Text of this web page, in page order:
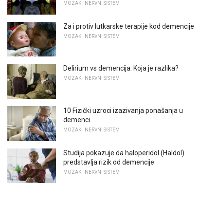
MOZAK I NERVNI SISTEM
Za i protiv lutkarske terapije kod demencije
MOZAK I NERVNI SISTEM
Delirium vs demencija: Koja je razlika?
MOZAK I NERVNI SISTEM
10 Fizički uzroci izazivanja ponašanja u
demenci
MOZAK I NERVNI SISTEM
Studija pokazuje da haloperidol (Haldol)
predstavlja rizik od demencije
MOZAK I NERVNI SISTEM